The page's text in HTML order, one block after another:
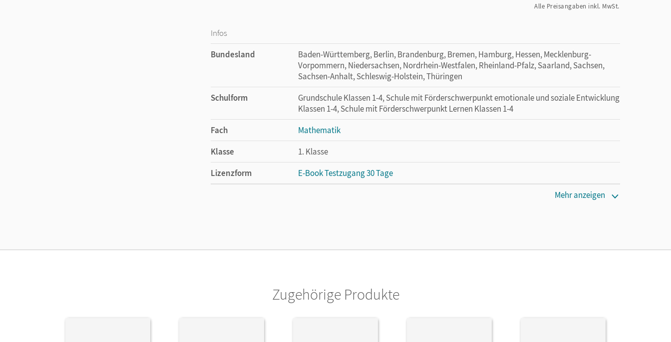
Alle Preisangaben inkl. MwSt.
Infos
Bundesland
Baden-Württemberg, Berlin, Brandenburg, Bremen, Hamburg, Hessen, Mecklenburg-
Vorpommern, Niedersachsen, Nordrhein-Westfalen, Rheinland-Pfalz, Saarland, Sachsen,
Sachsen-Anhalt, Schleswig-Holstein, Thüringen
Schulform
Grundschule Klassen 1-4, Schule mit Förderschwerpunkt emotionale und soziale Entwicklung
Klassen 1-4, Schule mit Förderschwerpunkt Lernen Klassen 1-4
Fach
Mathematik
Klasse
1. Klasse
Lizenzform
E-Book Testzugang 30 Tage
Mehr anzeigen
Zugehörige Produkte